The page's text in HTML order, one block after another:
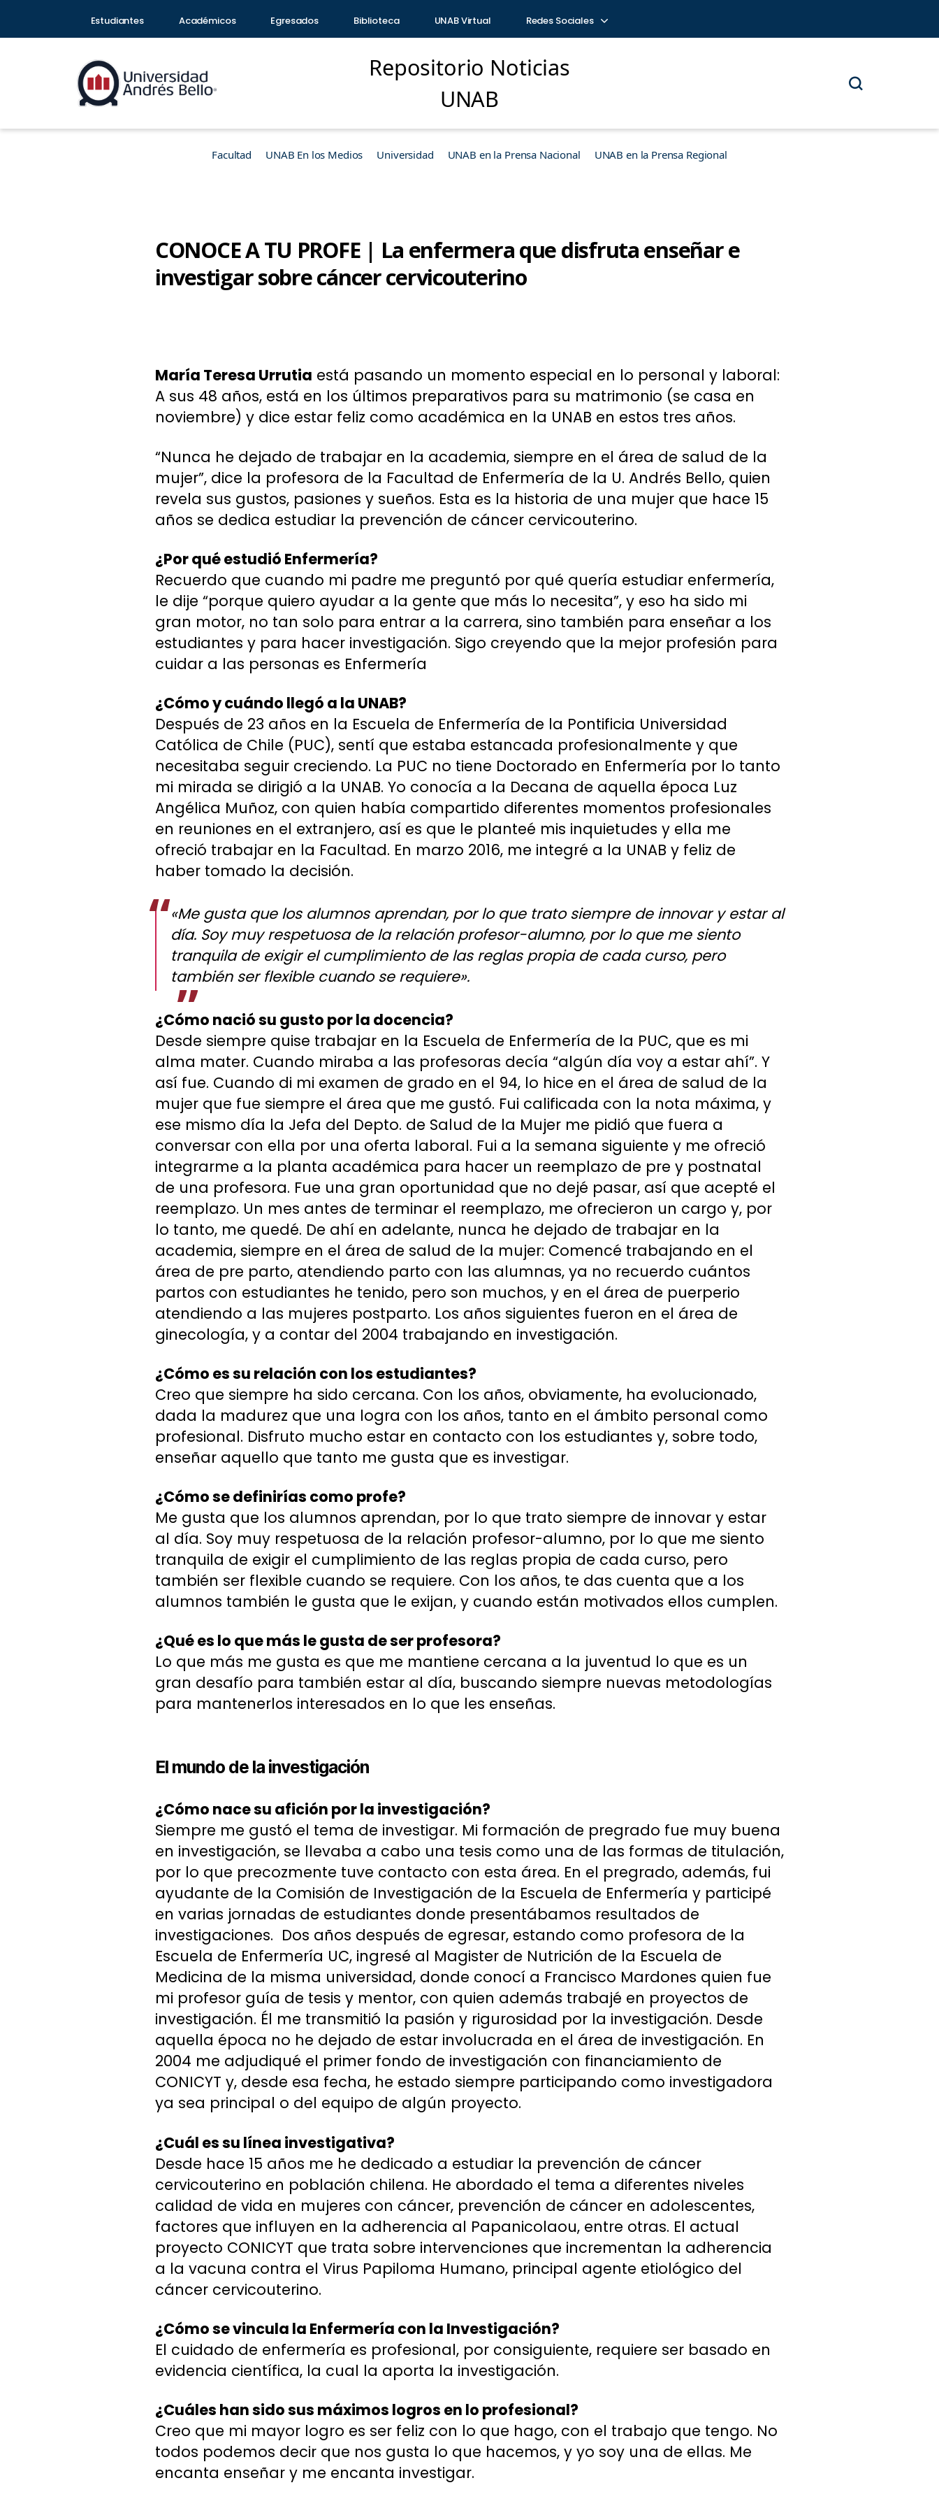
Estudiantes Académicos Egresados Biblioteca UNAB Virtual Redes Sociales
Repositorio Noticias
UNAB
Facultad UNAB En los Medios Universidad UNAB en la Prensa Nacional UNAB en la Prensa Regional
CONOCE A TU PROFE | La enfermera que disfruta enseñar e
investigar sobre cáncer cervicouterino
María Teresa Urrutia está pasando un momento especial en lo personal y laboral:
A sus 48 años, está en los últimos preparativos para su matrimonio (se casa en
noviembre) y dice estar feliz como académica en la UNAB en estos tres años.
“Nunca he dejado de trabajar en la academia, siempre en el área de salud de la
mujer”, dice la profesora de la Facultad de Enfermería de la U. Andrés Bello, quien
revela sus gustos, pasiones y sueños. Esta es la historia de una mujer que hace 15
años se dedica estudiar la prevención de cáncer cervicouterino.
¿Por qué estudió Enfermería?
Recuerdo que cuando mi padre me preguntó por qué quería estudiar enfermería,
le dije “porque quiero ayudar a la gente que más lo necesita”, y eso ha sido mi
gran motor, no tan solo para entrar a la carrera, sino también para enseñar a los
estudiantes y para hacer investigación. Sigo creyendo que la mejor profesión para
cuidar a las personas es Enfermería
¿Cómo y cuándo llegó a la UNAB?
Después de 23 años en la Escuela de Enfermería de la Pontificia Universidad
Católica de Chile (PUC), sentí que estaba estancada profesionalmente y que
necesitaba seguir creciendo. La PUC no tiene Doctorado en Enfermería por lo tanto
mi mirada se dirigió a la UNAB. Yo conocía a la Decana de aquella época Luz
Angélica Muñoz, con quien había compartido diferentes momentos profesionales
en reuniones en el extranjero, así es que le planteé mis inquietudes y ella me
ofreció trabajar en la Facultad. En marzo 2016, me integré a la UNAB y feliz de
haber tomado la decisión.
«Me gusta que los alumnos aprendan, por lo que trato siempre de innovar y estar al
día. Soy muy respetuosa de la relación profesor-alumno, por lo que me siento
tranquila de exigir el cumplimiento de las reglas propia de cada curso, pero
también ser flexible cuando se requiere».
¿Cómo nació su gusto por la docencia?
Desde siempre quise trabajar en la Escuela de Enfermería de la PUC, que es mi
alma mater. Cuando miraba a las profesoras decía “algún día voy a estar ahí”. Y
así fue. Cuando di mi examen de grado en el 94, lo hice en el área de salud de la
mujer que fue siempre el área que me gustó. Fui calificada con la nota máxima, y
ese mismo día la Jefa del Depto. de Salud de la Mujer me pidió que fuera a
conversar con ella por una oferta laboral. Fui a la semana siguiente y me ofreció
integrarme a la planta académica para hacer un reemplazo de pre y postnatal
de una profesora. Fue una gran oportunidad que no dejé pasar, así que acepté el
reemplazo. Un mes antes de terminar el reemplazo, me ofrecieron un cargo y, por
lo tanto, me quedé. De ahí en adelante, nunca he dejado de trabajar en la
academia, siempre en el área de salud de la mujer: Comencé trabajando en el
área de pre parto, atendiendo parto con las alumnas, ya no recuerdo cuántos
partos con estudiantes he tenido, pero son muchos, y en el área de puerperio
atendiendo a las mujeres postparto. Los años siguientes fueron en el área de
ginecología, y a contar del 2004 trabajando en investigación.
¿Cómo es su relación con los estudiantes?
Creo que siempre ha sido cercana. Con los años, obviamente, ha evolucionado,
dada la madurez que una logra con los años, tanto en el ámbito personal como
profesional. Disfruto mucho estar en contacto con los estudiantes y, sobre todo,
enseñar aquello que tanto me gusta que es investigar.
¿Cómo se definirías como profe?
Me gusta que los alumnos aprendan, por lo que trato siempre de innovar y estar
al día. Soy muy respetuosa de la relación profesor-alumno, por lo que me siento
tranquila de exigir el cumplimiento de las reglas propia de cada curso, pero
también ser flexible cuando se requiere. Con los años, te das cuenta que a los
alumnos también le gusta que le exijan, y cuando están motivados ellos cumplen.
¿Qué es lo que más le gusta de ser profesora?
Lo que más me gusta es que me mantiene cercana a la juventud lo que es un
gran desafío para también estar al día, buscando siempre nuevas metodologías
para mantenerlos interesados en lo que les enseñas.
El mundo de la investigación
¿Cómo nace su afición por la investigación?
Siempre me gustó el tema de investigar. Mi formación de pregrado fue muy buena
en investigación, se llevaba a cabo una tesis como una de las formas de titulación,
por lo que precozmente tuve contacto con esta área. En el pregrado, además, fui
ayudante de la Comisión de Investigación de la Escuela de Enfermería y participé
en varias jornadas de estudiantes donde presentábamos resultados de
investigaciones. Dos años después de egresar, estando como profesora de la
Escuela de Enfermería UC, ingresé al Magister de Nutrición de la Escuela de
Medicina de la misma universidad, donde conocí a Francisco Mardones quien fue
mi profesor guía de tesis y mentor, con quien además trabajé en proyectos de
investigación. Él me transmitió la pasión y rigurosidad por la investigación. Desde
aquella época no he dejado de estar involucrada en el área de investigación. En
2004 me adjudiqué el primer fondo de investigación con financiamiento de
CONICYT y, desde esa fecha, he estado siempre participando como investigadora
ya sea principal o del equipo de algún proyecto.
¿Cuál es su línea investigativa?
Desde hace 15 años me he dedicado a estudiar la prevención de cáncer
cervicouterino en población chilena. He abordado el tema a diferentes niveles
calidad de vida en mujeres con cáncer, prevención de cáncer en adolescentes,
factores que influyen en la adherencia al Papanicolaou, entre otras. El actual
proyecto CONICYT que trata sobre intervenciones que incrementan la adherencia
a la vacuna contra el Virus Papiloma Humano, principal agente etiológico del
cáncer cervicouterino.
¿Cómo se vincula la Enfermería con la Investigación?
El cuidado de enfermería es profesional, por consiguiente, requiere ser basado en
evidencia científica, la cual la aporta la investigación.
¿Cuáles han sido sus máximos logros en lo profesional?
Creo que mi mayor logro es ser feliz con lo que hago, con el trabajo que tengo. No
todos podemos decir que nos gusta lo que hacemos, y yo soy una de ellas. Me
encanta enseñar y me encanta investigar.